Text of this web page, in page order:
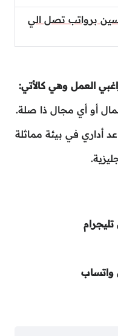
برواتب تصل الي
العمل وهي كالأتي:
أو أي مجال ذا صلة.
تليجرام
واتساب